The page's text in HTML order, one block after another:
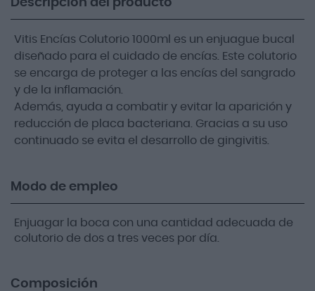
Descripción del producto
Vitis Encías Colutorio 1000ml es un enjuague bucal
diseñado para el cuidado de encías. Este colutorio
se encarga de proteger a las encías del sangrado
y de la inflamación.
Además, ayuda a combatir y evitar la aparición y
reducción de placa bacteriana. Gracias a su uso
continuado se evita el desarrollo de gingivitis.
Modo de empleo
Enjuagar la boca con una cantidad adecuada de
colutorio de dos a tres veces por día.
Composición